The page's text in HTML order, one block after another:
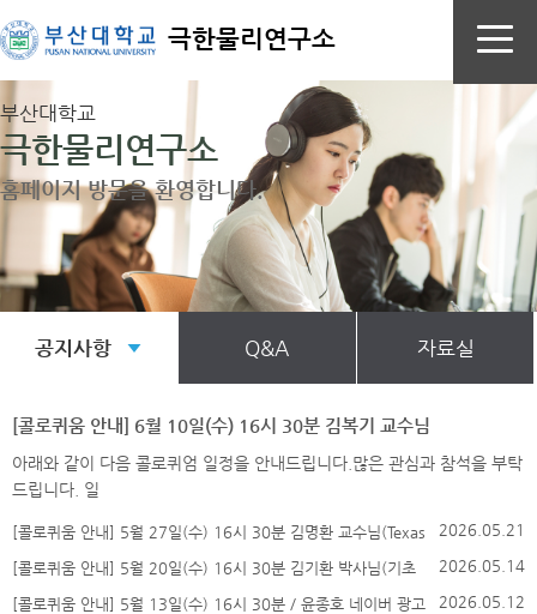
극한물리연구소
부산대학교
극한물리연구소
홈페이지 방문을 환영합니다.
[콜로퀴움 안내] 6월 10일(수) 16시 30분 김복기 교수님
아래와 같이 다음 콜로퀴엄 일정을 안내드립니다.많은 관심과 참석을 부탁
드립니다. 일
[콜로퀴움 안내] 5월 27일(수) 16시 30분 김명환 교수님(Texas
Tech Uni
2026.05.21
[콜로퀴움 안내] 5월 20일(수) 16시 30분 김기환 박사님(기초
과학연구원 트랩이온양자
2026.05.14
[콜로퀴움 안내] 5월 13일(수) 16시 30분 / 윤종호 네이버 광고
2026.05.12